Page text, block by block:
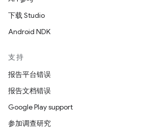
下载 Studio
Android NDK
支持
报告平台错误
报告文档错误
Google Play support
参加调查研究